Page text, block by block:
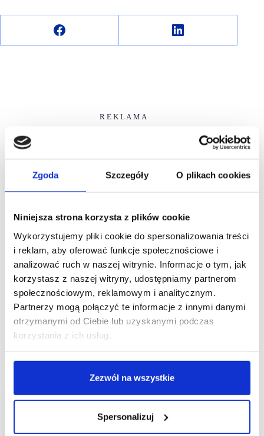
Zgoda Szczegóły O plikach cookies
Niniejsza strona korzysta z plików cookie
Wykorzystujemy pliki cookie do spersonalizowania treści
i reklam, aby oferować funkcje społecznościowe i
analizować ruch w naszej witrynie. Informacje o tym, jak
korzystasz z naszej witryny, udostępniamy partnerom
społecznościowym, reklamowym i analitycznym.
Partnerzy mogą połączyć te informacje z innymi danymi
otrzymanymi od Ciebie lub uzyskanymi podczas
korzystania z ich usług.
Zezwól na wszystkie
Spersonalizuj
R E K L A M A
Dlaczego warto wziąć udział w SCF?